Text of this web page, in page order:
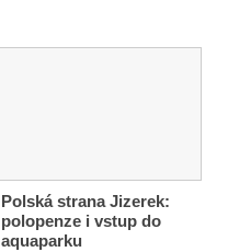
Polská strana Jizerek:
polopenze i vstup do
aquaparku